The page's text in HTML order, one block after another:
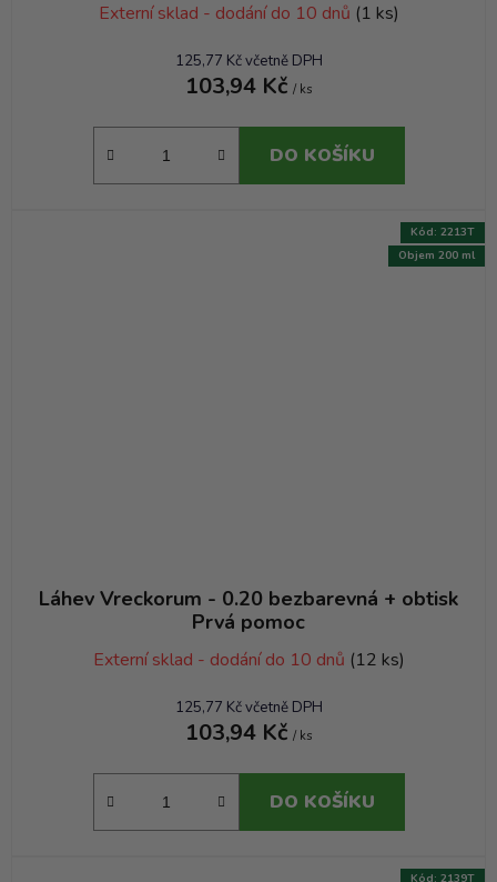
Externí sklad - dodání do 10 dnů (1 ks)
125,77 Kč včetně DPH
103,94 Kč / ks
DO KOŠÍKU
Láhev Vreckorum - 0.20 bezbarevná + obtisk
Prvá pomoc
Externí sklad - dodání do 10 dnů (12 ks)
125,77 Kč včetně DPH
103,94 Kč / ks
DO KOŠÍKU
Objem 200 ml
Kód: 2213T